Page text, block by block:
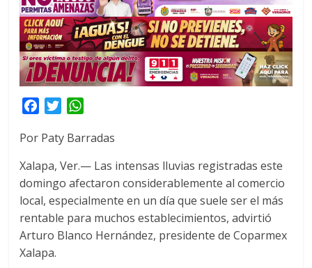
c
b
o
o
k
T
i
t
e
r
a
s
A
p
p
Por Paty Barradas
Xalapa, Ver.— Las intensas lluvias registradas este
domingo afectaron considerablemente al comercio
local, especialmente en un día que suele ser el más
rentable para muchos establecimientos, advirtió
Arturo Blanco Hernández, presidente de Coparmex
Xalapa.